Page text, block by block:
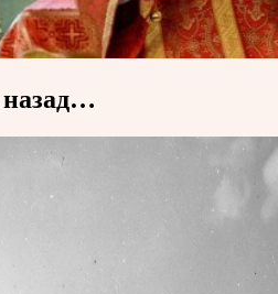
назад…